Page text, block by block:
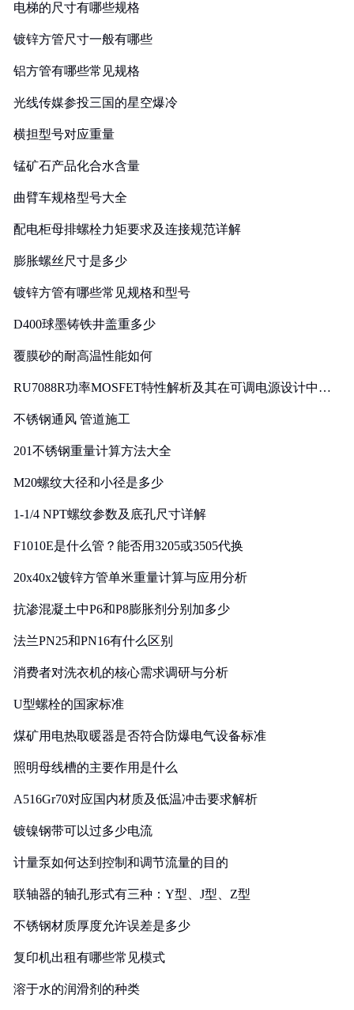
电梯的尺寸有哪些规格
镀锌方管尺寸一般有哪些
铝方管有哪些常见规格
光线传媒参投三国的星空爆冷
横担型号对应重量
锰矿石产品化合水含量
曲臂车规格型号大全
配电柜母排螺栓力矩要求及连接规范详解
膨胀螺丝尺寸是多少
镀锌方管有哪些常见规格和型号
D400球墨铸铁井盖重多少
覆膜砂的耐高温性能如何
RU7088R功率MOSFET特性解析及其在可调电源设计中的
不锈钢通风 管道施工
201不锈钢重量计算方法大全
M20螺纹大径和小径是多少
1-1/4 NPT螺纹参数及底孔尺寸详解
F1010E是什么管？能否用3205或3505代换
20x40x2镀锌方管单米重量计算与应用分析
抗渗混凝土中P6和P8膨胀剂分别加多少
法兰PN25和PN16有什么区别
消费者对洗衣机的核心需求调研与分析
U型螺栓的国家标准
煤矿用电热取暖器是否符合防爆电气设备标准
照明母线槽的主要作用是什么
A516Gr70对应国内材质及低温冲击要求解析
镀镍钢带可以过多少电流
计量泵如何达到控制和调节流量的目的
联轴器的轴孔形式有三种：Y型、J型、Z型
不锈钢材质厚度允许误差是多少
复印机出租有哪些常见模式
溶于水的润滑剂的种类